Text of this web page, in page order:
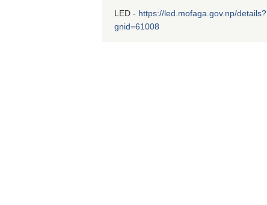
LED - https://led.mofaga.gov.np/details?
gnid=61008